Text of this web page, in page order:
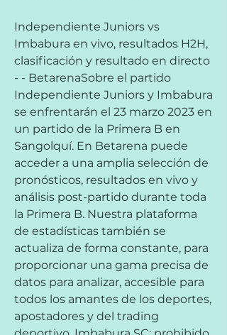
Independiente Juniors vs
Imbabura en vivo, resultados H2H,
clasificación y resultado en directo
- - BetarenaSobre el partido
Independiente Juniors y Imbabura
se enfrentarán el 23 marzo 2023 en
un partido de la Primera B en
Sangolquí. En Betarena puede
acceder a una amplia selección de
pronósticos, resultados en vivo y
análisis post-partido durante toda
la Primera B. Nuestra plataforma
de estadísticas también se
actualiza de forma constante, para
proporcionar una gama precisa de
datos para analizar, accesible para
todos los amantes de los deportes,
apostadores y del trading